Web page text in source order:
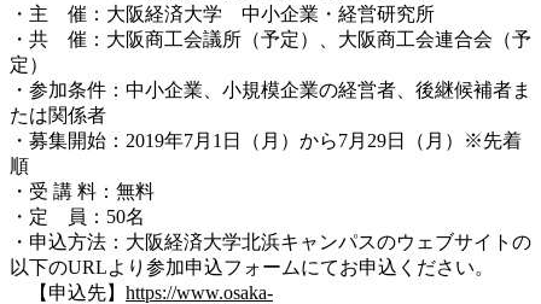
・主 催：大阪経済大学 中小企業・経営研究所
・共 催：大阪商工会議所（予定）、大阪商工会連合会（予
定）
・参加条件：中小企業、小規模企業の経営者、後継候補者ま
たは関係者
・募集開始：2019年7月1日（月）から7月29日（月）※先着
順
・受 講 料：無料
・定 員：50名
・申込方法：大阪経済大学北浜キャンパスのウェブサイトの
以下のURLより参加申込フォームにてお申込ください。
【申込先】 https://www.osaka-